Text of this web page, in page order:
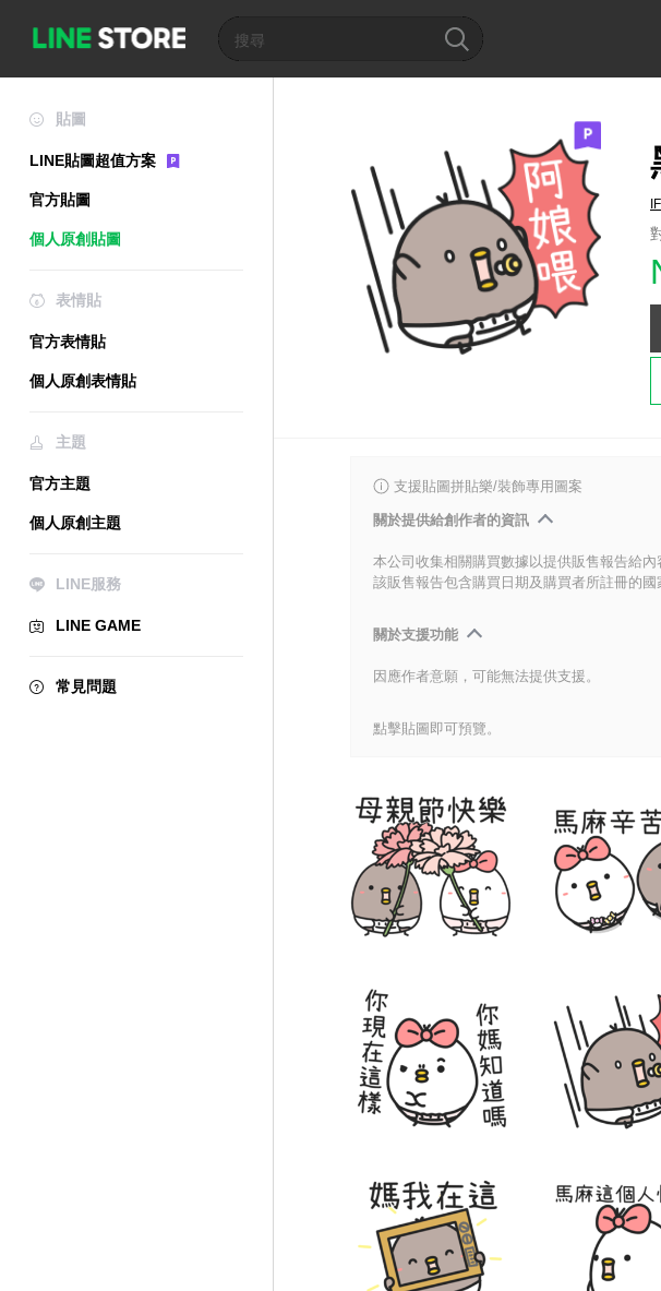
貼圖
LINE貼圖超值方案
官方貼圖
個人原創貼圖
表情貼
官方表情貼
個人原創表情貼
主題
官方主題
個人原創主題
LINE服務
LINE GAME
常見問題
IF
支援貼圖拼貼樂/裝飾專用圖案
關於提供給創作者的資訊
本公司收集相關購買數據以提供販售報告給內
該販售報告包含購買日期及購買者所註冊的
關於支援功能
因應作者意願，可能無法提供支援。
點擊貼圖即可預覽。